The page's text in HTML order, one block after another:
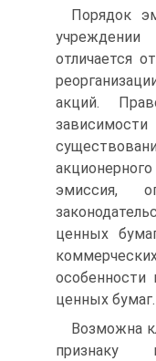
Порядок
отличается
акций.
эмиссия,
ценных
особенности
ценных бумаг.
Возможна
признаку